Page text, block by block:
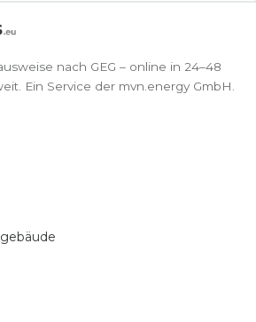
nach GEG – online in 24–48
Ein Service der mvn.energy GmbH.